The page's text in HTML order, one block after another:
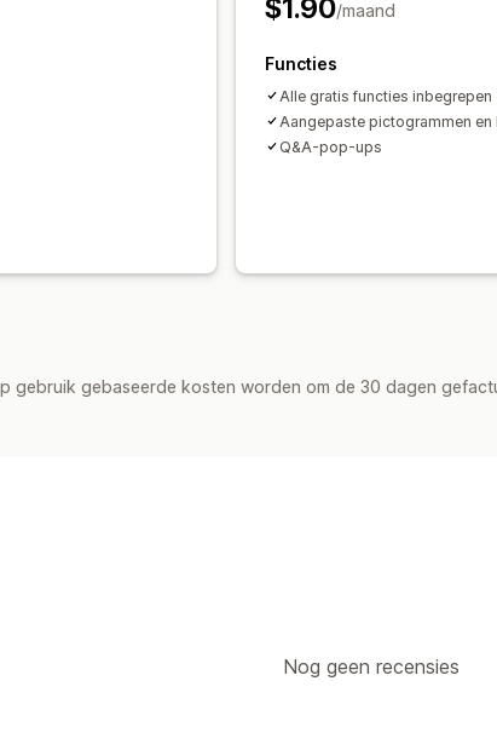
$1.90/maand
Functies
Alle gratis functies inbegrepen
Aangepaste pictogrammen en
Q&A-pop-ups
gebruik gebaseerde kosten worden om de 30 dagen
Nog geen recensies